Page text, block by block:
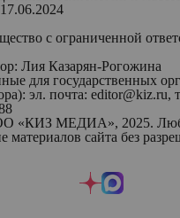
с ограниченной
Лия Казарян-Рогожина
для государственных
эл. почта: editor@kiz.ru,
«КИЗ МЕДИА», 2025.
материалов сайта без